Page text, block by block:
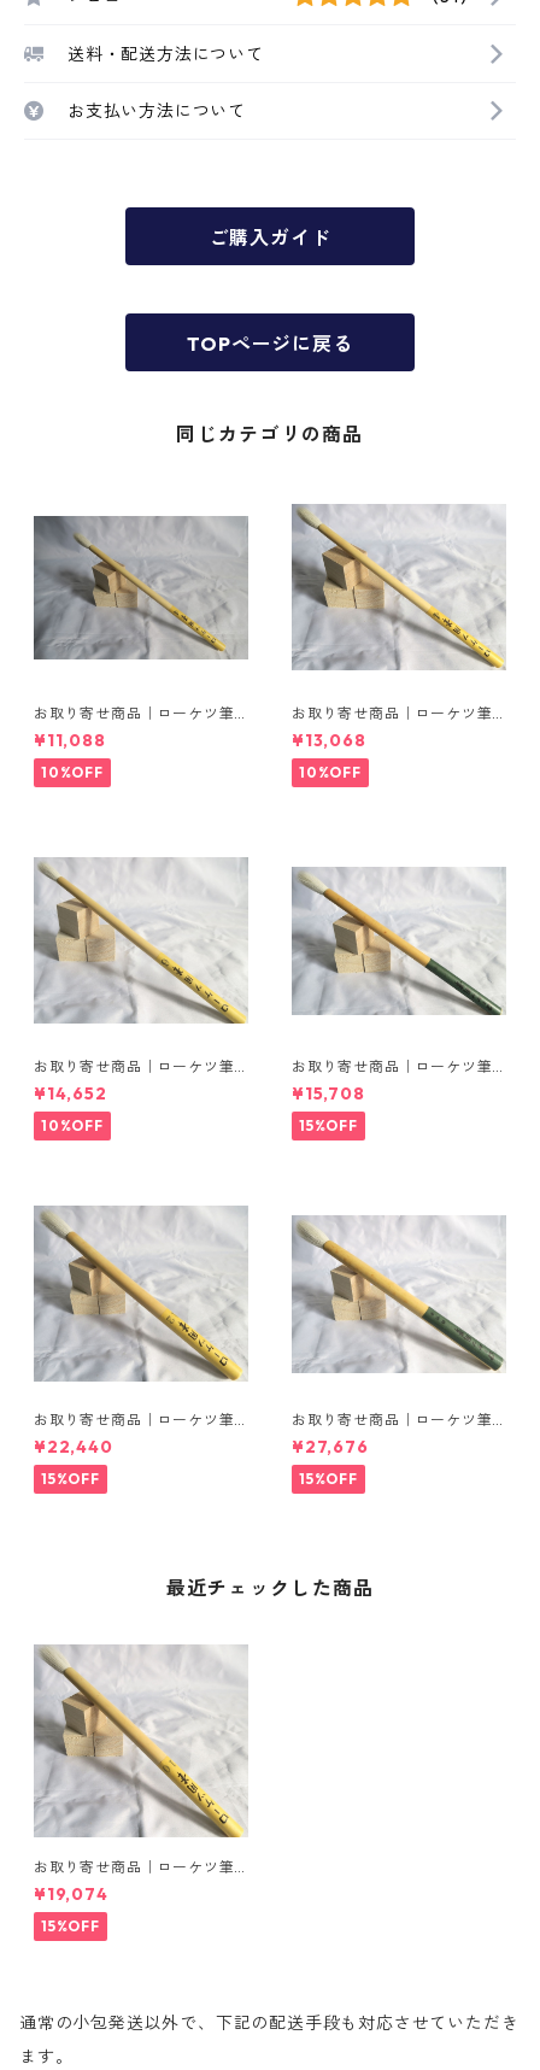
送料・配送方法について
お支払い方法について
ご購入ガイド
TOPページに戻る
同じカテゴリの商品
お取り寄せ商品｜ローケツ筆
｜2号（穂丈23mm）｜20本
入り
¥11,088
10%OFF
お取り寄せ商品｜ローケツ筆
｜4号（穂丈27mm）｜20本
入り
¥13,068
10%OFF
お取り寄せ商品｜ローケツ筆
｜6号（穂丈32mm）｜20本
入り
¥14,652
10%OFF
お取り寄せ商品｜ローケツ筆
｜8号（穂丈37mm）｜20本入
り
¥15,708
15%OFF
お取り寄せ商品｜ローケツ筆
｜12号（穂丈45mm）｜20本
入り
¥22,440
15%OFF
お取り寄せ商品｜ローケツ筆
｜14号（穂丈48mm）｜20本
入り
¥27,676
15%OFF
最近チェックした商品
お取り寄せ商品｜ローケツ筆
｜10号（穂丈39mm）｜20本
入り
¥19,074
15%OFF
通常の小包発送以外で、下記の配送手段も対応させていただき
ます。